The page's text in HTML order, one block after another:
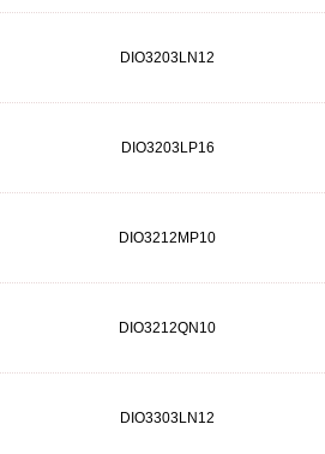
DIO3203LN12
DIO3203LP16
DIO3212MP10
DIO3212QN10
DIO3303LN12